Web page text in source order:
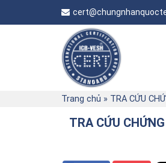
Trang chủ » TRA CỨU
TRA CỨU